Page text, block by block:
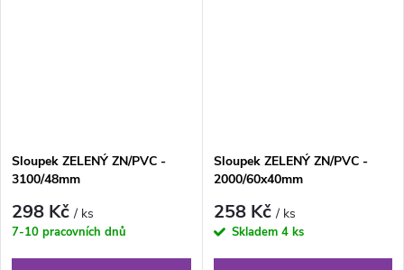
Sloupek ZELENÝ ZN/PVC -
3100/48mm
298 Kč/ ks
7-10 pracovních dnů
Sloupek ZELENÝ ZN/PVC -
2000/60x40mm
258 Kč/ ks
Skladem 4 ks